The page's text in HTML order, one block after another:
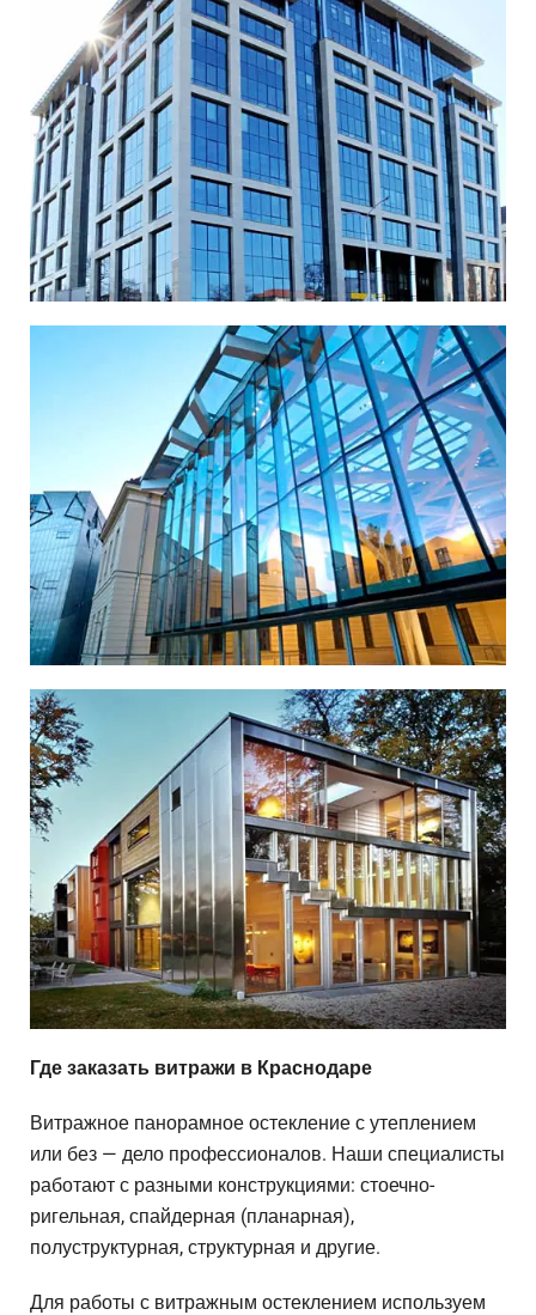
Где заказать витражи в Краснодаре
Витражное панорамное остекление с утеплением
или без — дело профессионалов. Наши специалисты
работают с разными конструкциями: стоечно-
ригельная, спайдерная (планарная),
полуструктурная, структурная и другие.
Для работы с витражным остеклением используем